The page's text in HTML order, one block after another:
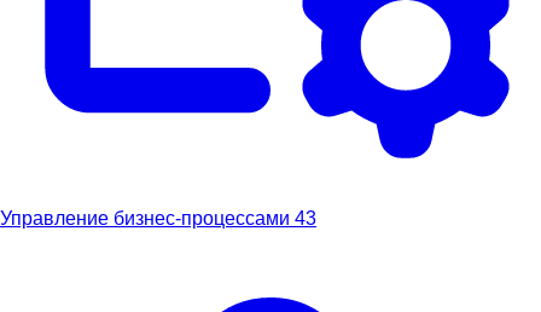
Управление бизнес-процессами 43